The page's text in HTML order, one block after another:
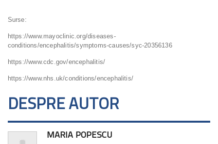
Surse:
https://www.mayoclinic.org/diseases-
conditions/encephalitis/symptoms-causes/syc-20356136
https://www.cdc.gov/encephalitis/
https://www.nhs.uk/conditions/encephalitis/
DESPRE AUTOR
MARIA POPESCU